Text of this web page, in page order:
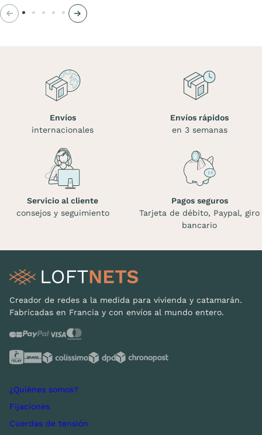
Anterior Siguiente
Envíos
internacionales
Envíos rápidos
en 3 semanas
Servicio al cliente
consejos y seguimiento
Pagos seguros
Tarjeta de débito, Paypal, giro
bancario
Creador de redes a la medida para vivienda y catamarán.
Fabricadas en Francia y con envíos al mundo entero.
¿Quiénes somos?
Fijaciones
Cuerdas de tensión